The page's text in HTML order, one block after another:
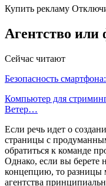
Купить рекламу
Агентство или
Сейчас читают
Безопасность
Компьютер для
Ветер…
Если речь идет о
страницы с
обратиться к команде
Однако, если вы берете
концепцию, то разницы
агентства